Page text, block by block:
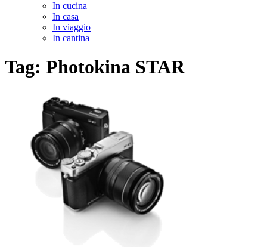
In cucina
In casa
In viaggio
In cantina
Tag: Photokina STAR